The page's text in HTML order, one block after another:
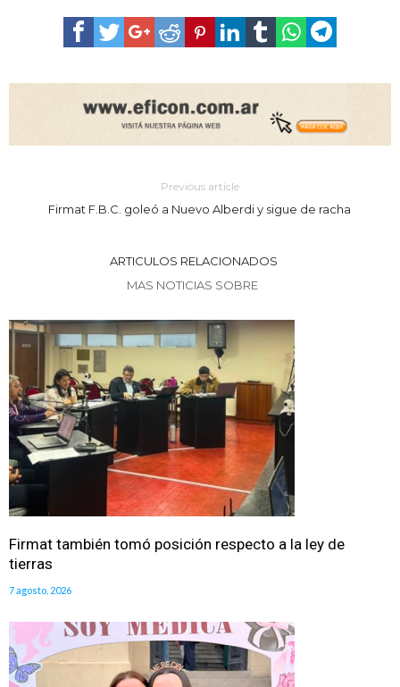
Previous article
Firmat F.B.C. goleó a Nuevo Alberdi y sigue de racha
ARTICULOS RELACIONADOS
MAS NOTICIAS SOBRE
Firmat también tomó posición respecto a la ley de
tierras
7 agosto, 2026